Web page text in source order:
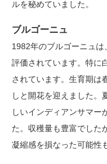
ルを秘めていました。
ブルゴーニュ
1982年のブルゴーニュは
評価されています。特に
されています。生育期は
しと開花を迎えました。
しいインディアンサマー
た。収穫量も豊富でした
凝縮感を損なった可能性